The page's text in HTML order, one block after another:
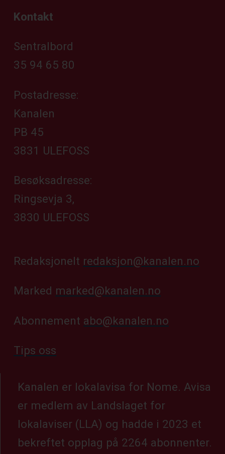
Kontakt
Sentralbord
35 94 65 80
Postadresse:
Kanalen
PB 45
3831 ULEFOSS
Besøksadresse:
Ringsevja 3,
3830 ULEFOSS
Redaksjonelt redaksjon@kanalen.no
Marked marked@kanalen.no
Abonnement abo@kanalen.no
Tips oss
Kanalen er lokalavisa for Nome. Avisa
er medlem av Landslaget for
lokalaviser (LLA) og hadde i 2023 et
bekreftet opplag på 2264 abonnenter.